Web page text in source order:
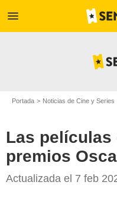
menu
Portada Noticias de Cine y Series
Las películas
premios
Actualizada el 7 feb